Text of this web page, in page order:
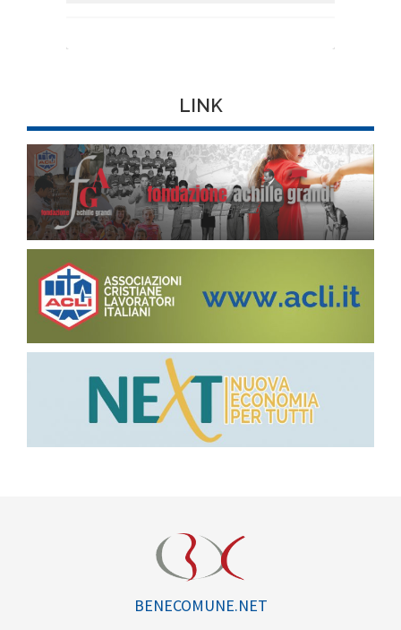
LINK
BENECOMUNE.NET